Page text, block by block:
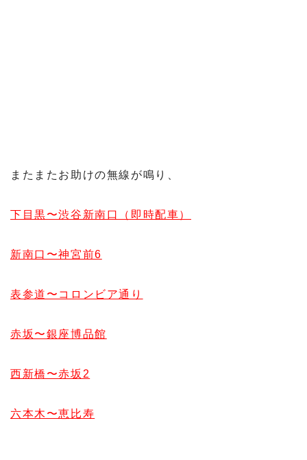
またまたお助けの無線が鳴り、
下目黒〜渋谷新南口（即時配車）
新南口〜神宮前6
表参道〜コロンビア通り
赤坂〜銀座博品館
西新橋〜赤坂2
六本木〜恵比寿